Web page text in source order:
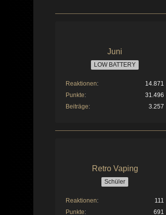
Juni
LOW BATTERY
Reaktionen
14.871
Punkte
31.496
Beiträge
3.257
Retro Vaping
Schüler
Reaktionen
111
Punkte
691